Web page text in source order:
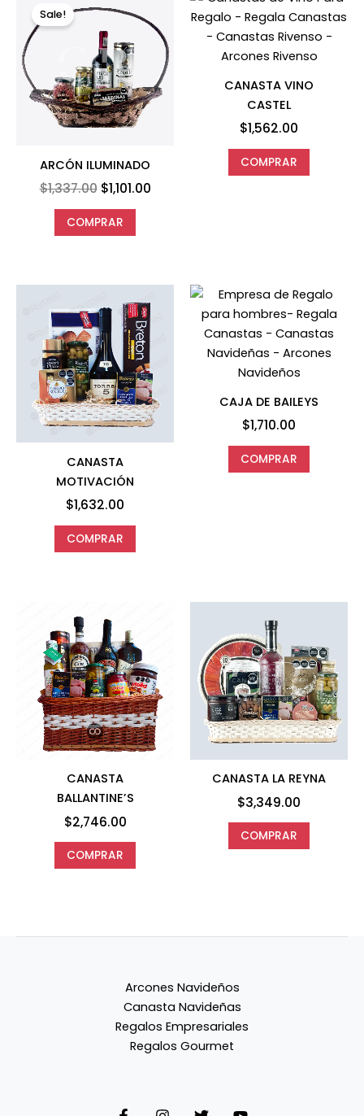
Sale!
ARCÓN ILUMINADO
$1,337.00
price
was:
$1,337.00.
$1,101.00
is:
$1,101.00.
COMPRAR
CANASTA VINO
CASTEL
$1,562.00
COMPRAR
CANASTA
MOTIVACIÓN
$1,632.00
COMPRAR
CAJA DE BAILEYS
$1,710.00
COMPRAR
CANASTA
BALLANTINE’S
$2,746.00
COMPRAR
CANASTA LA REYNA
$3,349.00
COMPRAR
Arcones Navideños
Canasta Navideñas
Regalos Empresariales
Regalos Gourmet